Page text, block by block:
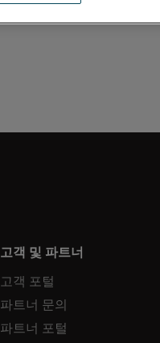
고객 및 파트너
고객 포털
파트너 문의
파트너 포털